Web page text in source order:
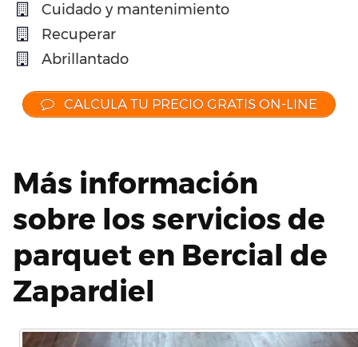
Cuidado y mantenimiento
Recuperar
Abrillantado
CALCULA TU PRECIO GRATIS ON-LINE
Más información
sobre los servicios de
parquet en Bercial de
Zapardiel